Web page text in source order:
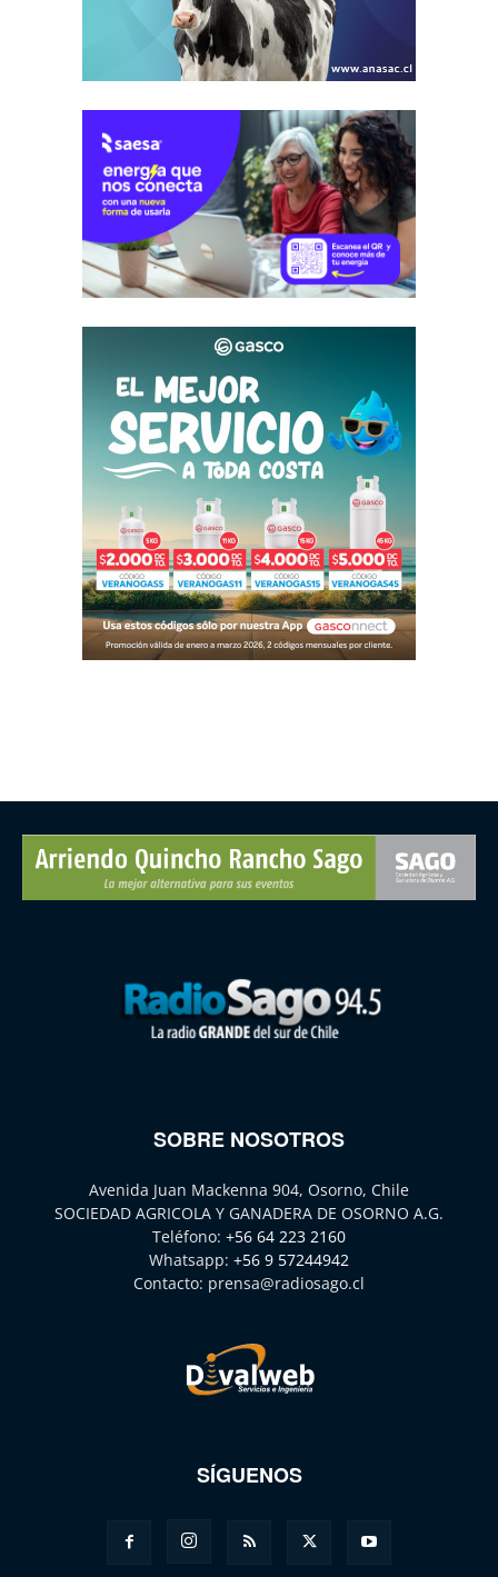
SOBRE NOSOTROS
Avenida Juan Mackenna 904, Osorno, Chile
SOCIEDAD AGRICOLA Y GANADERA DE OSORNO A.G.
Teléfono: +56 64 223 2160
Whatsapp: +56 9 57244942
Contacto: prensa@radiosago.cl
SÍGUENOS